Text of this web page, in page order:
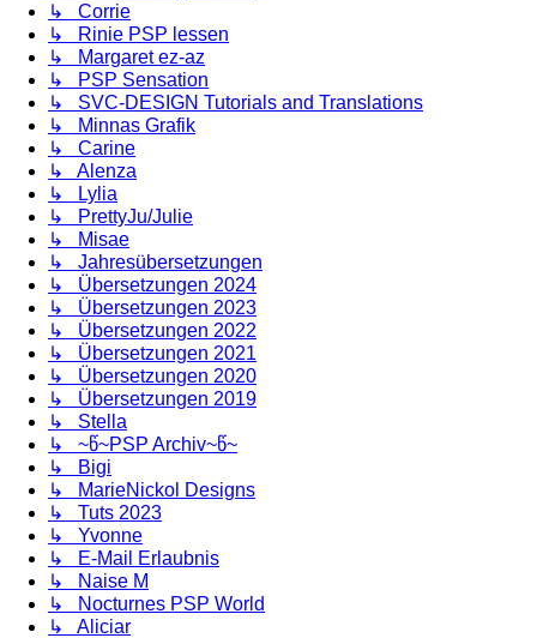
↳ Corrie
↳ Rinie PSP lessen
↳ Margaret ez-az
↳ PSP Sensation
↳ SVC-DESIGN Tutorials and Translations
↳ Minnas Grafik
↳ Carine
↳ Alenza
↳ Lylia
↳ PrettyJu/Julie
↳ Misae
↳ Jahresübersetzungen
↳ Übersetzungen 2024
↳ Übersetzungen 2023
↳ Übersetzungen 2022
↳ Übersetzungen 2021
↳ Übersetzungen 2020
↳ Übersetzungen 2019
↳ Stella
↳ ~წ~PSP Archiv~წ~
↳ Bigi
↳ MarieNickol Designs
↳ Tuts 2023
↳ Yvonne
↳ E-Mail Erlaubnis
↳ Naise M
↳ Nocturnes PSP World
↳ Aliciar